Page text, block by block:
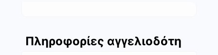
Πληροφορίες αγγελιοδότη